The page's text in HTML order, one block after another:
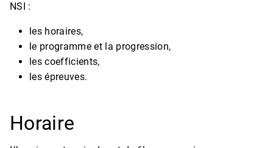
NSI :
les horaires,
le programme et la progression,
les coefficients,
les épreuves.
Horaire